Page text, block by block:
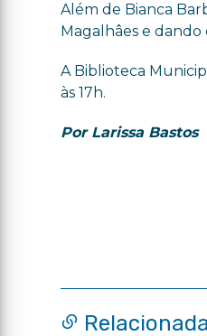
Além de Bianca
Magalhâes e dando
A Biblioteca
às 17h.
Por Larissa Bastos